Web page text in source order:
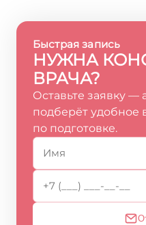
Быстрая запись
НУЖНА
ВРАЧА?
Оставьте заявку —
подберёт удобное
по подготовке.